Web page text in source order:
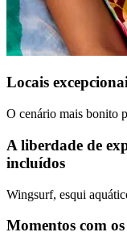
Locais
O cenário mais bonito
A liberdade de
incluídos
Wingsurf, esqui
Momentos com